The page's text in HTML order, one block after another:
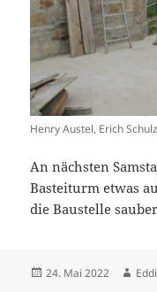
Henry Austel, Erich
An nächsten
Basteiturm etwas
die Baustelle
Veröffentlicht
24. Mai 2022